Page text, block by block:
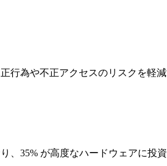
行為や不正アクセスのリスクを軽
、35% が高度なハードウェアに